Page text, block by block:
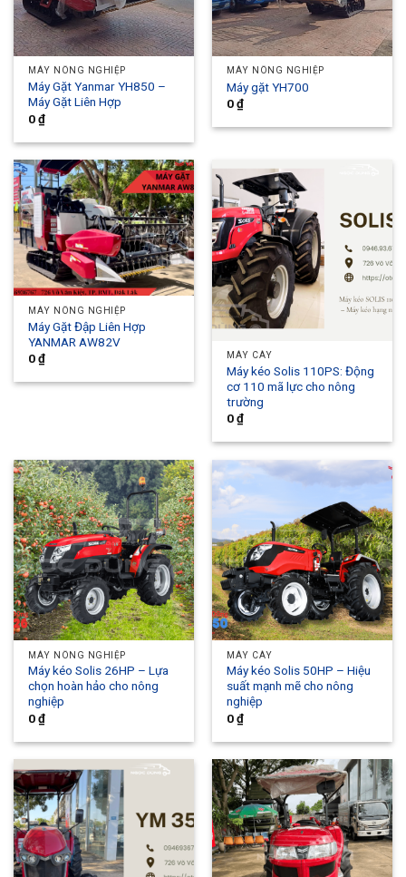
MÁY NÔNG NGHIỆP
Máy Gặt Yanmar YH850 –
Máy Gặt Liên Hợp
0₫
MÁY NÔNG NGHIỆP
Máy gặt YH700
0₫
MÁY NÔNG NGHIỆP
Máy Gặt Đập Liên Hợp
YANMAR AW82V
0₫ MÁY CÀY
Máy kéo Solis 110PS: Động
cơ 110 mã lực cho nông
trường
0₫
MÁY NÔNG NGHIỆP
Máy kéo Solis 26HP – Lựa
chọn hoàn hảo cho nông
nghiệp
0₫
MÁY CÀY
Máy kéo Solis 50HP – Hiệu
suất mạnh mẽ cho nông
nghiệp
0₫